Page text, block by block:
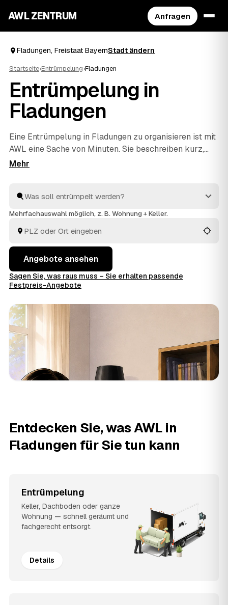
AWL ZENTRUM Anfragen
Fladungen, Freistaat BayernStadt ändern
Startseite›Entrümpelung›Fladungen
Entrümpelung in
Fladungen
Eine Entrümpelung in Fladungen zu organisieren ist mit
AWL eine Sache von Minuten. Sie beschreiben kurz,
was raus soll – ob vollgestellter Keller, Dachboden,
Anbieter aus Freistaat Bayern. Statt einzeln zu
telefonieren vergleichen Sie die Vorschläge in Ruhe und
entsorgen alles fachgerecht.
Mehrfachauswahl möglich, z. B. Wohnung + Keller.
Angebote ansehen
Sagen Sie, was raus muss – Sie erhalten passende
Festpreis-Angebote
Entdecken Sie, was AWL in
Fladungen für Sie tun kann
Entrümpelung
Keller, Dachboden oder ganze
Wohnung — schnell geräumt und
fachgerecht entsorgt.
Details